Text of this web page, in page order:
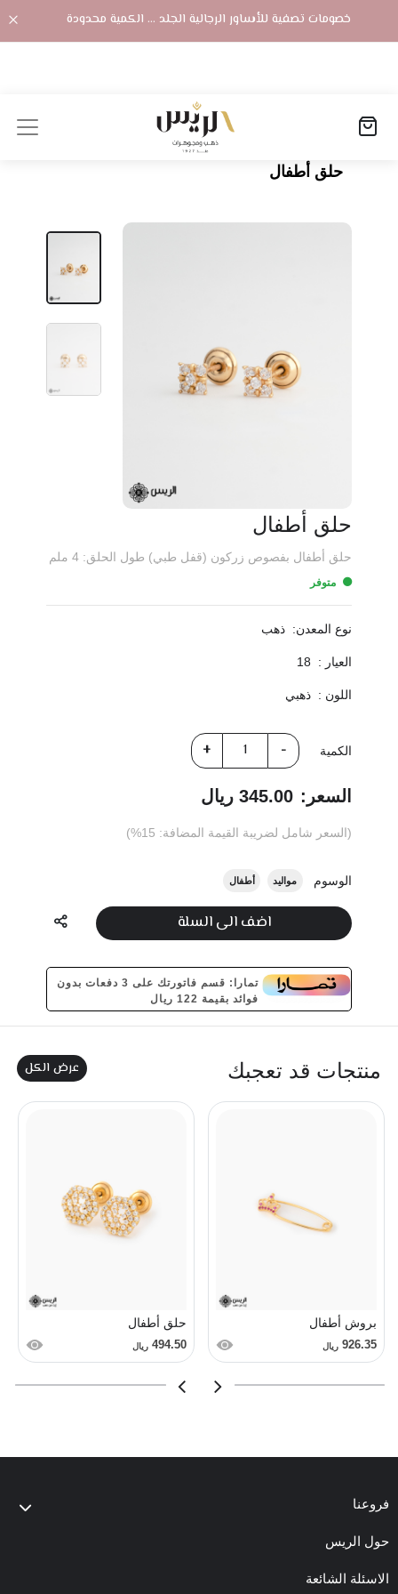
خصومات تصفية للأساور الرجالية الجلد ... الكمية محدودة
المنتجات
حلق أطفال
حلق أطفال
حلق أطفال بفصوص زركون (قفل طبي) طول الحلق: 4 ملم
متوفر
نوع المعدن: ذهب
العيار : 18
اللون : ذهبي
الكمية
السعر: 345.00 ريال
(السعر شامل لضريبة القيمة المضافة: 15%)
الوسوم مواليد أطفال
اضف الى السلة
تمارا: قسم فاتورتك على 3 دفعات بدون
فوائد بقيمة 122 ريال
منتجات قد تعجبك عرض الكل
بروش أطفال
926.35 ريال
حلق أطفال
494.50 ريال
فروعنا
حول الريس
الاسئلة الشائعة